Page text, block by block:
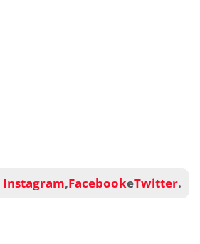
Instagram,FacebookeTwitter.